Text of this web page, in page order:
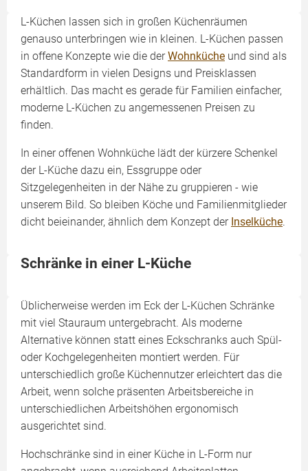
L-Küchen lassen sich in großen Küchenräumen
genauso unterbringen wie in kleinen. L-Küchen passen
in offene Konzepte wie die derWohnküche und sind als
Standardform in vielen Designs und Preisklassen
erhältlich. Das macht es gerade für Familien einfacher,
moderne L-Küchen zu angemessenen Preisen zu
finden.
In einer offenen Wohnküche lädt der kürzere Schenkel
der L-Küche dazu ein, Essgruppe oder
Sitzgelegenheiten in der Nähe zu gruppieren - wie
unserem Bild. So bleiben Köche und Familienmitglieder
dicht beieinander, ähnlich dem Konzept der Inselküche.
Schränke in einer L-Küche
Üblicherweise werden im Eck der L-Küchen Schränke
mit viel Stauraum untergebracht. Als moderne
Alternative können statt eines Eckschranks auch Spül-
oder Kochgelegenheiten montiert werden. Für
unterschiedlich große Küchennutzer erleichtert das die
Arbeit, wenn solche präsenten Arbeitsbereiche in
unterschiedlichen Arbeitshöhen ergonomisch
ausgerichtet sind.
Hochschränke sind in einer Küche in L-Form nur